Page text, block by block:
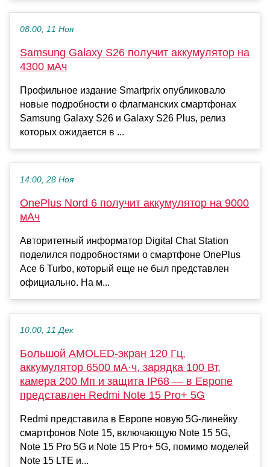
08:00, 11 Ноя
Samsung Galaxy S26 получит аккумулятор на
4300 мАч
Профильное издание Smartprix опубликовало
новые подробности о флагманских смартфонах
Samsung Galaxy S26 и Galaxy S26 Plus, релиз
которых ожидается в ...
14:00, 28 Ноя
OnePlus Nord 6 получит аккумулятор на 9000
мАч
Авторитетный информатор Digital Chat Station
поделился подробностями о смартфоне OnePlus
Ace 6 Turbo, который еще не был представлен
официально. На м...
10:00, 11 Дек
Большой AMOLED-экран 120 Гц,
аккумулятор 6500 мА·ч, зарядка 100 Вт,
камера 200 Мп и защита IP68 — в Европе
представлен Redmi Note 15 Pro+ 5G
Redmi представила в Европе новую 5G-линейку
смартфонов Note 15, включающую Note 15 5G,
Note 15 Pro 5G и Note 15 Pro+ 5G, помимо моделей
Note 15 LTE и...